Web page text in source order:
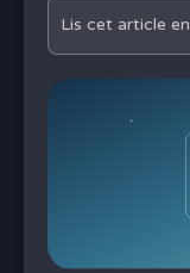
Lis cet article en